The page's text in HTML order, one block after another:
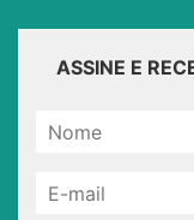
ASSINE E